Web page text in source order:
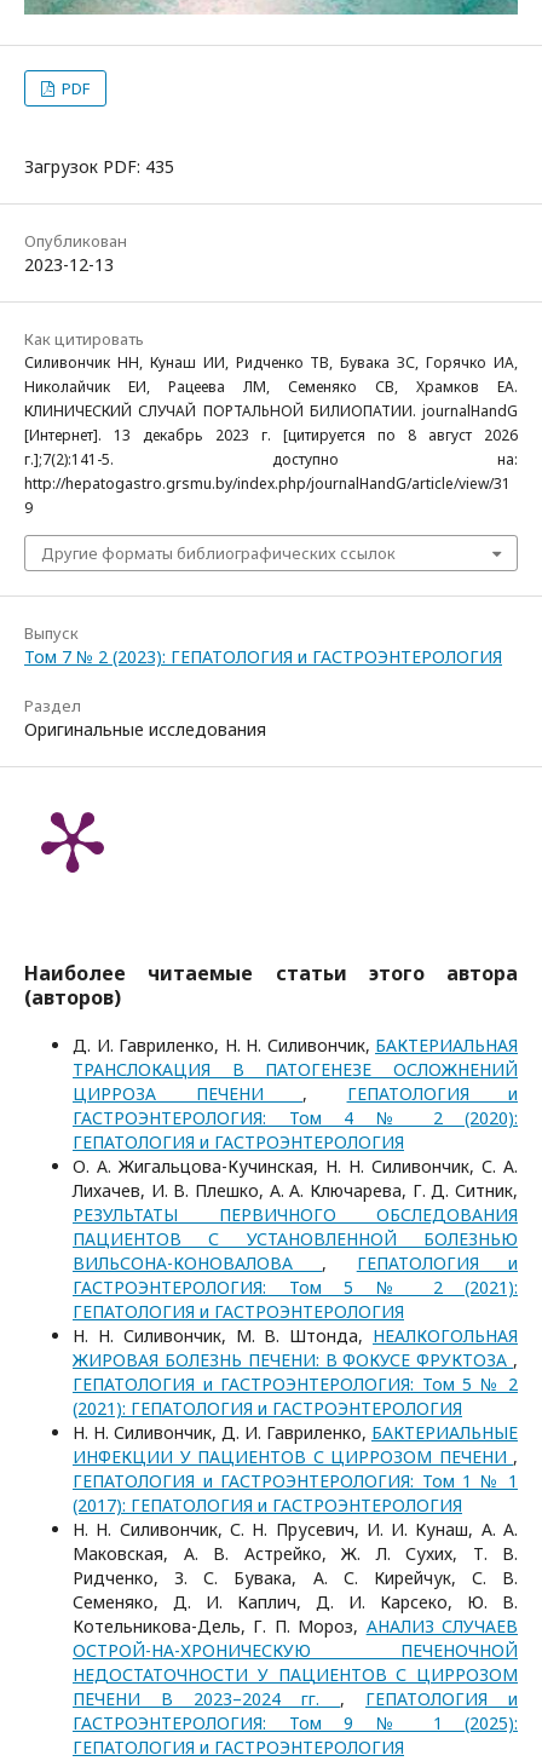
PDF
Загрузок PDF: 435
Опубликован
2023-12-13
Как цитировать
Силивончик НН, Кунаш ИИ, Ридченко ТВ, Бувака ЗС, Горячко ИА,
Николайчик ЕИ, Рацеева ЛМ, Семеняко СВ, Храмков ЕА.
КЛИНИЧЕСКИЙ СЛУЧАЙ ПОРТАЛЬНОЙ БИЛИОПАТИИ. journalHandG
[Интернет]. 13 декабрь 2023 г. [цитируется по 8 август 2026
г.];7(2):141-5. доступно на:
http://hepatogastro.grsmu.by/index.php/journalHandG/article/view/31
9
Другие форматы библиографических ссылок
Выпуск
Том 7 № 2 (2023): ГЕПАТОЛОГИЯ и ГАСТРОЭНТЕРОЛОГИЯ
Раздел
Оригинальные исследования
Наиболее читаемые статьи этого автора
(авторов)
Д. И. Гавриленко, Н. Н. Силивончик, БАКТЕРИАЛЬНАЯ
ТРАНСЛОКАЦИЯ В ПАТОГЕНЕЗЕ ОСЛОЖНЕНИЙ
ЦИРРОЗА ПЕЧЕНИ , ГЕПАТОЛОГИЯ и
ГАСТРОЭНТЕРОЛОГИЯ: Том 4 № 2 (2020):
ГЕПАТОЛОГИЯ и ГАСТРОЭНТЕРОЛОГИЯ
О. А. Жигальцова-Кучинская, Н. Н. Силивончик, С. А.
Лихачев, И. В. Плешко, А. А. Ключарева, Г. Д. Ситник,
РЕЗУЛЬТАТЫ ПЕРВИЧНОГО ОБСЛЕДОВАНИЯ
ПАЦИЕНТОВ С УСТАНОВЛЕННОЙ БОЛЕЗНЬЮ
ВИЛЬСОНА-КОНОВАЛОВА , ГЕПАТОЛОГИЯ и
ГАСТРОЭНТЕРОЛОГИЯ: Том 5 № 2 (2021):
ГЕПАТОЛОГИЯ и ГАСТРОЭНТЕРОЛОГИЯ
Н. Н. Силивончик, М. В. Штонда, НЕАЛКОГОЛЬНАЯ
ЖИРОВАЯ БОЛЕЗНЬ ПЕЧЕНИ: В ФОКУСЕ ФРУКТОЗА ,
ГЕПАТОЛОГИЯ и ГАСТРОЭНТЕРОЛОГИЯ: Том 5 № 2
(2021): ГЕПАТОЛОГИЯ и ГАСТРОЭНТЕРОЛОГИЯ
Н. Н. Силивончик, Д. И. Гавриленко, БАКТЕРИАЛЬНЫЕ
ИНФЕКЦИИ У ПАЦИЕНТОВ С ЦИРРОЗОМ ПЕЧЕНИ ,
ГЕПАТОЛОГИЯ и ГАСТРОЭНТЕРОЛОГИЯ: Том 1 № 1
(2017): ГЕПАТОЛОГИЯ и ГАСТРОЭНТЕРОЛОГИЯ
Н. Н. Силивончик, С. Н. Прусевич, И. И. Кунаш, А. А.
Маковская, А. В. Астрейко, Ж. Л. Сухих, Т. В.
Ридченко, З. С. Бувака, А. С. Кирейчук, С. В.
Семеняко, Д. И. Каплич, Д. И. Карсеко, Ю. В.
Котельникова-Дель, Г. П. Мороз, АНАЛИЗ СЛУЧАЕВ
ОСТРОЙ-НА-ХРОНИЧЕСКУЮ ПЕЧЕНОЧНОЙ
НЕДОСТАТОЧНОСТИ У ПАЦИЕНТОВ С ЦИРРОЗОМ
ПЕЧЕНИ В 2023–2024 гг. , ГЕПАТОЛОГИЯ и
ГАСТРОЭНТЕРОЛОГИЯ: Том 9 № 1 (2025):
ГЕПАТОЛОГИЯ и ГАСТРОЭНТЕРОЛОГИЯ